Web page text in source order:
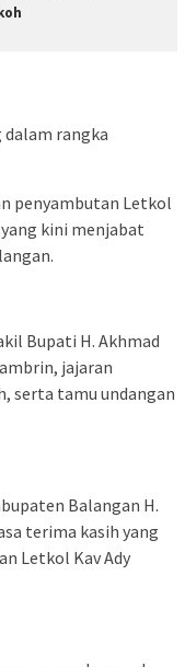
rangka
penyambutan Letkol
yang kini menjabat
Bupati H. Akhmad
jajaran
serta tamu undangan
Balangan H.
terima kasih yang
Letkol Kav Ady